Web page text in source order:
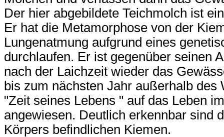
Der hier abgebildete Teichmolch ist
Er hat die Metamorphose von der
Lungenatmung aufgrund eines
durchlaufen. Er ist gegenüber seinen
nach der Laichzeit wieder das
bis zum nächsten Jahr außerhalb
"Zeit seines Lebens " auf das Leben
angewiesen. Deutlich erkennbar sind
Körpers befindlichen Kiemen.